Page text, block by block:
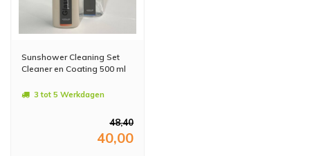
Sunshower Cleaning Set
Cleaner en Coating 500 ml
3 tot 5 Werkdagen
48,40
40,00